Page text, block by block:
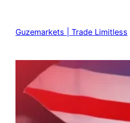
content
Guzemarkets | Trade Limitless